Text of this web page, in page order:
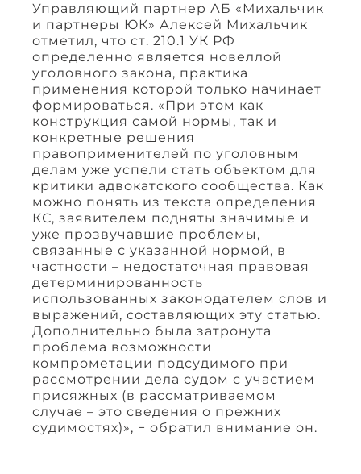
Управляющий партнер АБ «Михальчик
и партнеры ЮК» Алексей Михальчик
отметил, что ст. 210.1 УК РФ
определенно является новеллой
уголовного закона, практика
применения которой только начинает
формироваться. «При этом как
конструкция самой нормы, так и
конкретные решения
правоприменителей по уголовным
делам уже успели стать объектом для
критики адвокатского сообщества. Как
можно понять из текста определения
КС, заявителем подняты значимые и
уже прозвучавшие проблемы,
связанные с указанной нормой, в
частности – недостаточная правовая
детерминированность
использованных законодателем слов и
выражений, составляющих эту статью.
Дополнительно была затронута
проблема возможности
компрометации подсудимого при
рассмотрении дела судом с участием
присяжных (в рассматриваемом
случае – это сведения о прежних
судимостях)», − обратил внимание он.